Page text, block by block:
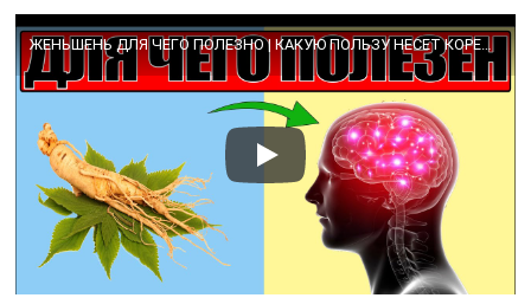
ЖЕНЬШЕНЬ ДЛЯ ЧЕГО ПОЛЕЗНО | КАКУЮ ПОЛЬЗУ НЕСЕТ КОРЕНЬ ЖЕНЬШЕНЯ